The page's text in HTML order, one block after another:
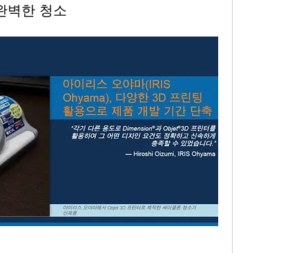
벽한 청소